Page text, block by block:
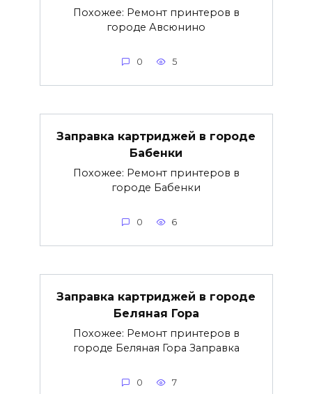
Похожее: Ремонт принтеров в
городе Авсюнино
0 5
Заправка картриджей в городе
Бабенки
Похожее: Ремонт принтеров в
городе Бабенки
0 6
Заправка картриджей в городе
Беляная Гора
Похожее: Ремонт принтеров в
городе Беляная Гора Заправка
0 7